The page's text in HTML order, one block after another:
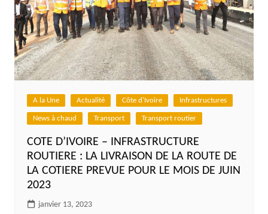
A la Une Actualité Côte d'Ivoire Infrastructures
News à chaud Transport Transport routier
COTE D’IVOIRE – INFRASTRUCTURE
ROUTIERE : LA LIVRAISON DE LA ROUTE DE
LA COTIERE PREVUE POUR LE MOIS DE JUIN
2023
janvier 13, 2023